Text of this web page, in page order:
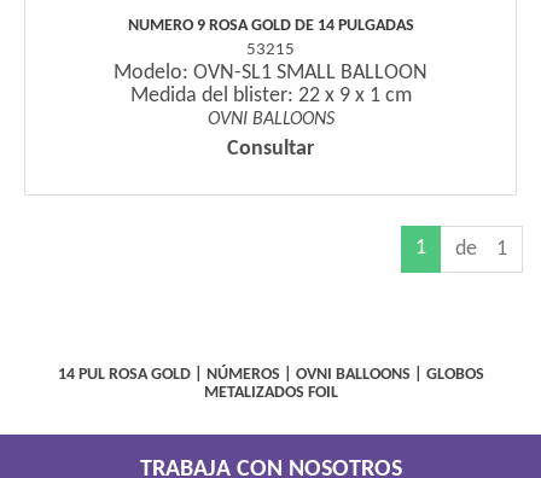
NUMERO 9 ROSA GOLD DE 14 PULGADAS
53215
Modelo: OVN-SL1 SMALL BALLOON
Medida del blister: 22 x 9 x 1 cm
OVNI BALLOONS
Consultar
1 de 1
14 PUL ROSA GOLD| NÚMEROS OVNI BALLOONS
GLOBOS
METALIZADOS FOIL
TRABAJA CON NOSOTROS